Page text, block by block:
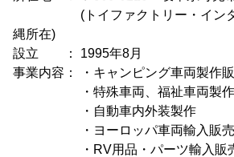
(トイファクトリー・インタ
縄所在)
設立 ： 1995年8月
事業内容： ・キャンピング車両製作
・特殊車両、福祉車両製作
・自動車内外装製作
・ヨーロッパ車両輸入販売
・RV用品・パーツ輸入販